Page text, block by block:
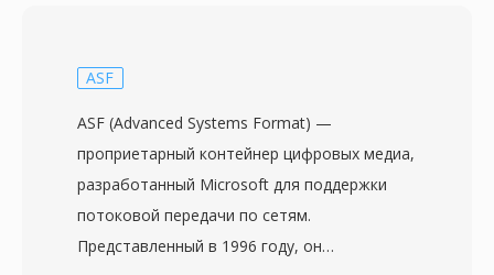
стандартизированную архитектуру атомов/
совместимость с другими
медиаинструментами и рабочими
процессами. Формат поддерживает
продвинутые функции — кодирование H.264
High Profile, многоканальный звук AAC и
ASF
ASF (Advanced Systems Format) —
проприетарный контейнер цифровых медиа,
разработанный Microsoft для поддержки
потоковой передачи по сетям.
Представленный в 1996 году, он